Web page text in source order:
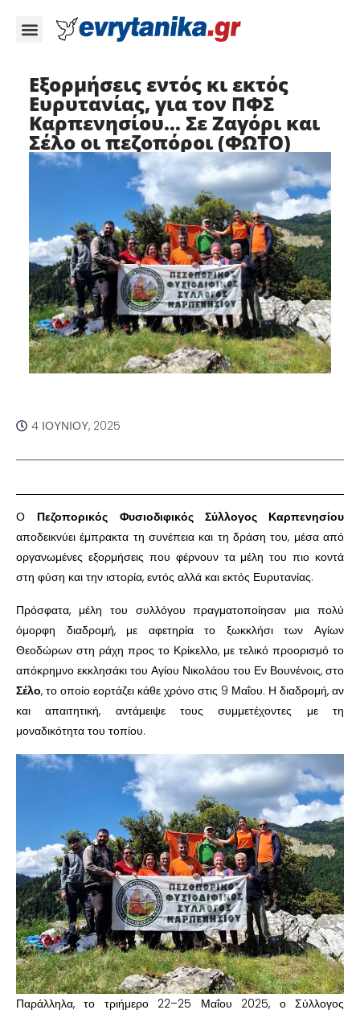
Εξορμήσεις εντός κι εκτός
Ευρυτανίας, για τον ΠΦΣ
Καρπενησίου… Σε Ζαγόρι και
Σέλο οι πεζοπόροι (ΦΩΤΟ)
4 ΙΟΥΝΊΟΥ, 2025
Ο Πεζοπορικός Φυσιοδιφικός Σύλλογος Καρπενησίου
αποδεικνύει έμπρακτα τη συνέπεια και τη δράση του, μέσα από
οργανωμένες εξορμήσεις που φέρνουν τα μέλη του πιο κοντά
στη φύση και την ιστορία, εντός αλλά και εκτός Ευρυτανίας.
Πρόσφατα, μέλη του συλλόγου πραγματοποίησαν μια πολύ
όμορφη διαδρομή, με αφετηρία το ξωκκλήσι των Αγίων
Θεοδώρων στη ράχη προς το Κρίκελλο, με τελικό προορισμό το
απόκρημνο εκκλησάκι του Αγίου Νικολάου του Εν Βουνένοις, στο
Σέλο, το οποίο εορτάζει κάθε χρόνο στις 9 Μαΐου. Η διαδρομή, αν
και απαιτητική, αντάμειψε τους συμμετέχοντες με τη
μοναδικότητα του τοπίου.
Παράλληλα, το τριήμερο 22–25 Μαΐου 2025, ο Σύλλογος